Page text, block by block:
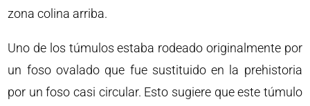
zona colina arriba.
Uno de los túmulos estaba rodeado originalmente por
un foso ovalado que fue sustituido en la prehistoria
por un foso casi circular. Esto sugiere que este túmulo